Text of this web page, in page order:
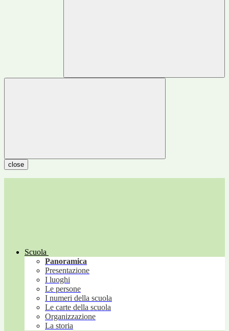
close
Scuola
Panoramica
Presentazione
I luoghi
Le persone
I numeri della scuola
Le carte della scuola
Organizzazione
La storia